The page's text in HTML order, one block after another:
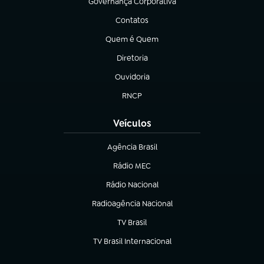
(abre em nova aba)
Contatos
(abre em nova aba)
Quem é Quem
(abre em nova aba)
Diretoria
(abre em nova aba)
Ouvidoria
(abre em nova aba)
RNCP
(abre em nova aba)
Veículos
Agência Brasil
(abre em nova aba)
Rádio MEC
Rádio Nacional
(abre em nova aba)
Radioagência Nacional
(abre em nova aba)
TV Brasil
(abre em nova aba)
TV Brasil Internacional
(abre em nova aba)